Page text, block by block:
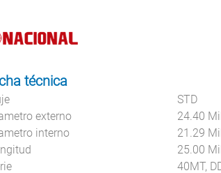
técnica
STD
externo
24.40
interno
21.29
25.00
40MT,